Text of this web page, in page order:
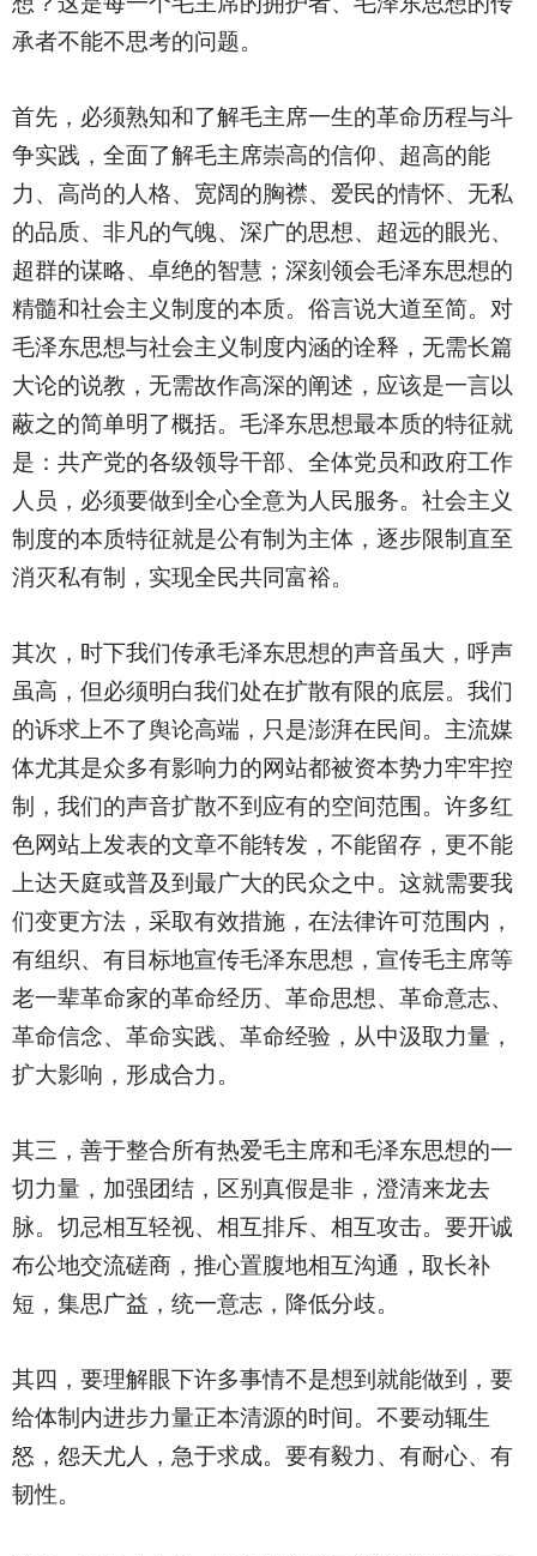
承者不能不思考的问题。
首先，必须熟知和了解毛主席一生的革命历程与斗
争实践，全面了解毛主席崇高的信仰、超高的能
力、高尚的人格、宽阔的胸襟、爱民的情怀、无私
的品质、非凡的气魄、深广的思想、超远的眼光、
超群的谋略、卓绝的智慧；深刻领会毛泽东思想的
精髓和社会主义制度的本质。俗言说大道至简。对
毛泽东思想与社会主义制度内涵的诠释，无需长篇
大论的说教，无需故作高深的阐述，应该是一言以
蔽之的简单明了概括。毛泽东思想最本质的特征就
是：共产党的各级领导干部、全体党员和政府工作
人员，必须要做到全心全意为人民服务。社会主义
制度的本质特征就是公有制为主体，逐步限制直至
消灭私有制，实现全民共同富裕。
其次，时下我们传承毛泽东思想的声音虽大，呼声
虽高，但必须明白我们处在扩散有限的底层。我们
的诉求上不了舆论高端，只是澎湃在民间。主流媒
体尤其是众多有影响力的网站都被资本势力牢牢控
制，我们的声音扩散不到应有的空间范围。许多红
色网站上发表的文章不能转发，不能留存，更不能
上达天庭或普及到最广大的民众之中。这就需要我
们变更方法，采取有效措施，在法律许可范围内，
有组织、有目标地宣传毛泽东思想，宣传毛主席等
老一辈革命家的革命经历、革命思想、革命意志、
革命信念、革命实践、革命经验，从中汲取力量，
扩大影响，形成合力。
其三，善于整合所有热爱毛主席和毛泽东思想的一
切力量，加强团结，区别真假是非，澄清来龙去
脉。切忌相互轻视、相互排斥、相互攻击。要开诚
布公地交流磋商，推心置腹地相互沟通，取长补
短，集思广益，统一意志，降低分歧。
其四，要理解眼下许多事情不是想到就能做到，要
给体制内进步力量正本清源的时间。不要动辄生
怒，怨天尤人，急于求成。要有毅力、有耐心、有
韧性。